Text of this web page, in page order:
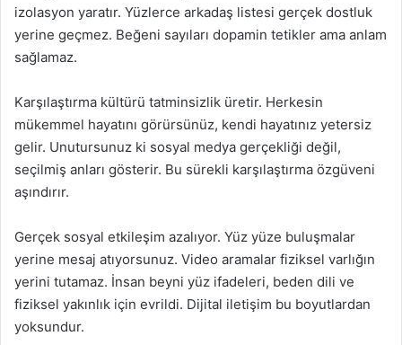
izolasyon yaratır. Yüzlerce arkadaş listesi gerçek dostluk
yerine geçmez. Beğeni sayıları dopamin tetikler ama anlam
sağlamaz.
Karşılaştırma kültürü tatminsizlik üretir. Herkesin
mükemmel hayatını görürsünüz, kendi hayatınız yetersiz
gelir. Unutursunuz ki sosyal medya gerçekliği değil,
seçilmiş anları gösterir. Bu sürekli karşılaştırma özgüveni
aşındırır.
Gerçek sosyal etkileşim azalıyor. Yüz yüze buluşmalar
yerine mesaj atıyorsunuz. Video aramalar fiziksel varlığın
yerini tutamaz. İnsan beyni yüz ifadeleri, beden dili ve
fiziksel yakınlık için evrildi. Dijital iletişim bu boyutlardan
yoksundur.